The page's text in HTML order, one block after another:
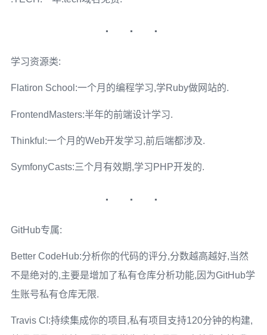
学习资源类:
Flatiron School:一个月的编程学习,学Ruby做网站的.
FrontendMasters:半年的前端设计学习.
Thinkful:一个月的Web开发学习,前后端都涉及.
SymfonyCasts:三个月有效期,学习PHP开发的.
GitHub专属:
Better CodeHub:分析你的代码的评分,分数越高越好,当然
不是绝对的,主要是增加了私有仓库分析功能,因为GitHub学
生账号私有仓库无限.
Travis CI:持续集成你的项目,私有项目支持120分钟的构建,